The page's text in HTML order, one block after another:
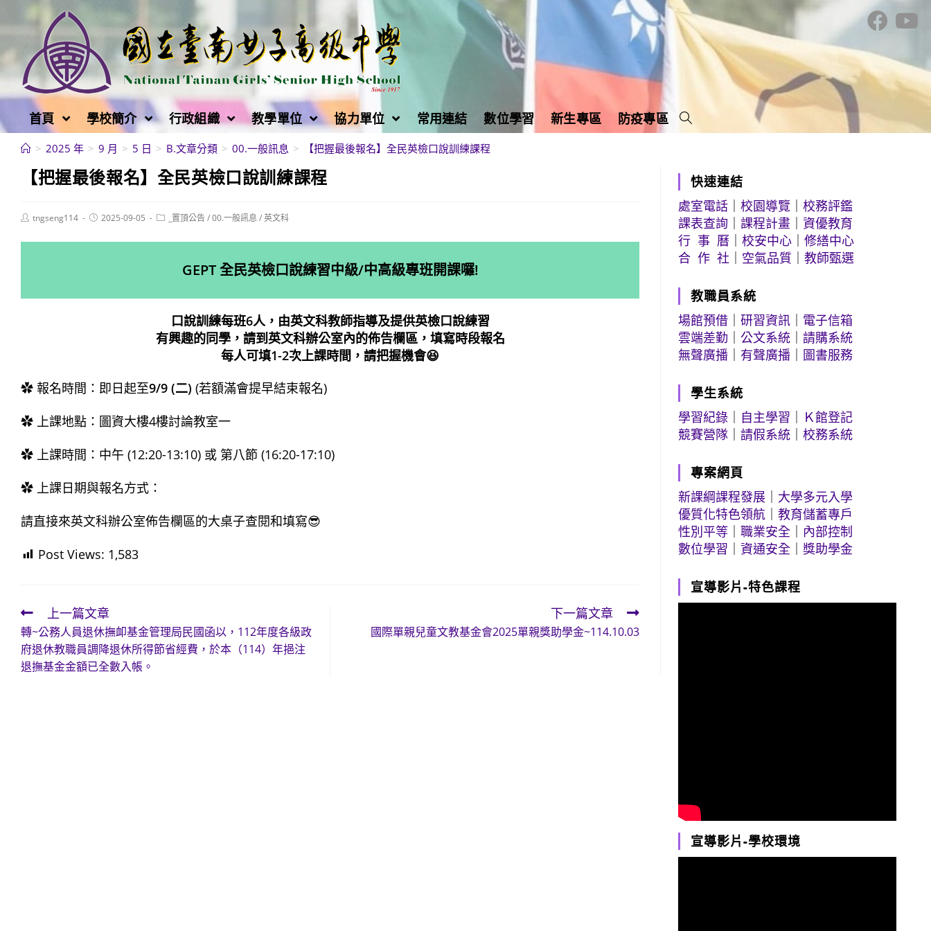
轉
至
容
首頁 學校簡介 行政組織 教學單位 協力單位 常用連結 數位學習 新生專區 防疫專區
> 2025 年 > 9 月 > 5 日 > B.文章分類 > 00.一般訊息 > 【把握最後報名】全民英檢口說訓練課程
【把握最後報名】全民英檢口說訓練課程
Posttngseng114
Post2025-09-05
Post _置頂公告/00.一般訊息 /英文科
GEPT 全民英檢口說練習中級/中高級專班開課囉!
口說訓練每班6人，由英文科教師指導及提供英檢口說練習
有興趣的同學，請到英文科辦公室內的佈告欄區，填寫時段報名
每人可填1-2次上課時間，請把握機會😆
✿ 報名時間：即日起至9/9 (二) (若額滿會提早結束報名)
✿ 上課地點：圖資大樓4樓討論教室一
✿ 上課時間：中午 (12:20-13:10) 或 第八節 (16:20-17:10)
✿ 上課日期與報名方式：
請直接來英文科辦公室佈告欄區的大桌子查閱和填寫😎
Post Views: 1,583
Read
more
articles
上一篇文章
轉~公務人員退休撫卹基金管理局民國函以，112年度各級政
府退休教職員調降退休所得節省經費，於本（114）年挹注
退撫基金金額已全數入帳。
下一篇文章
國際單親兒童文教基金會2025單親獎助學金~114.10.03
快速連結
處室電話 ｜校園導覽 ｜校務評鑑
課表查詢 ｜課程計畫 ｜資優教育
行 事 曆 ｜校安中心 ｜修繕中心
合 作 社
空氣品質 ｜教師甄選
教職員系統
場館預借 ｜研習資訊
電子信箱
雲端差勤 ｜公文系統 ｜請購系統
無聲廣播
有聲廣播 圖書服務
學生系統
學習紀錄
自主學習
Ｋ館登記
競賽營隊 ｜請假系統 ｜校務系統
專案網頁
新課綱課程發展
大學多元入學
優質化特色領航 ｜教育儲蓄專戶
性別平等 ｜職業安全
內部控制
數位學習 ｜資通安全 ｜獎助學金
宣導影片-特色課程
宣導影片-學校環境